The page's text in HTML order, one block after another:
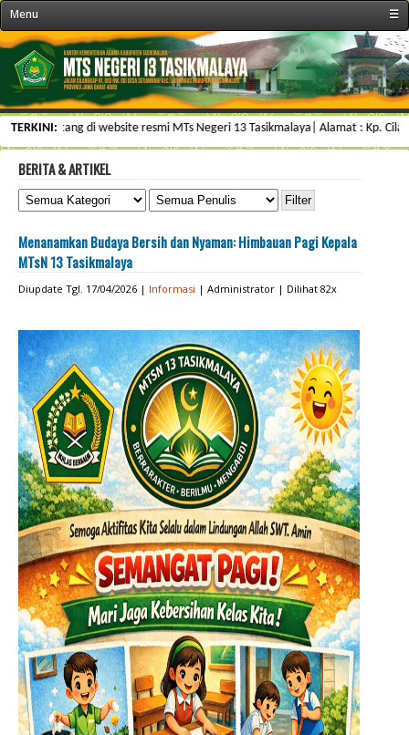
Menu
☰
« Beranda
Profil Sekolah
Fasilitas
Kegiatan/Organisasi
SDM/Personalia
Kesiswaan
Galeri & Arsip
TERKINI:
datang di website resmi MTs Negeri 13 Tasikmalaya| Alamat : Kp.
BERITA & ARTIKEL
Menanamkan Budaya Bersih dan Nyaman: Himbauan Pagi Kepala
MTsN 13 Tasikmalaya
Diupdate Tgl. 17/04/2026 | Informasi | Administrator | Dilihat 82x